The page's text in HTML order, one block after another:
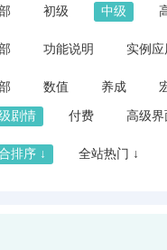
初级 中级
功能说明 实例应
数值 养成
剧情 付费 高级界
排序 ↓ 全站热门 ↓